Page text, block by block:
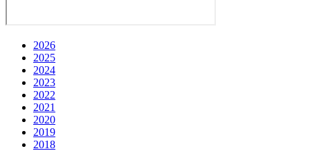
2026
2025
2024
2023
2022
2021
2020
2019
2018